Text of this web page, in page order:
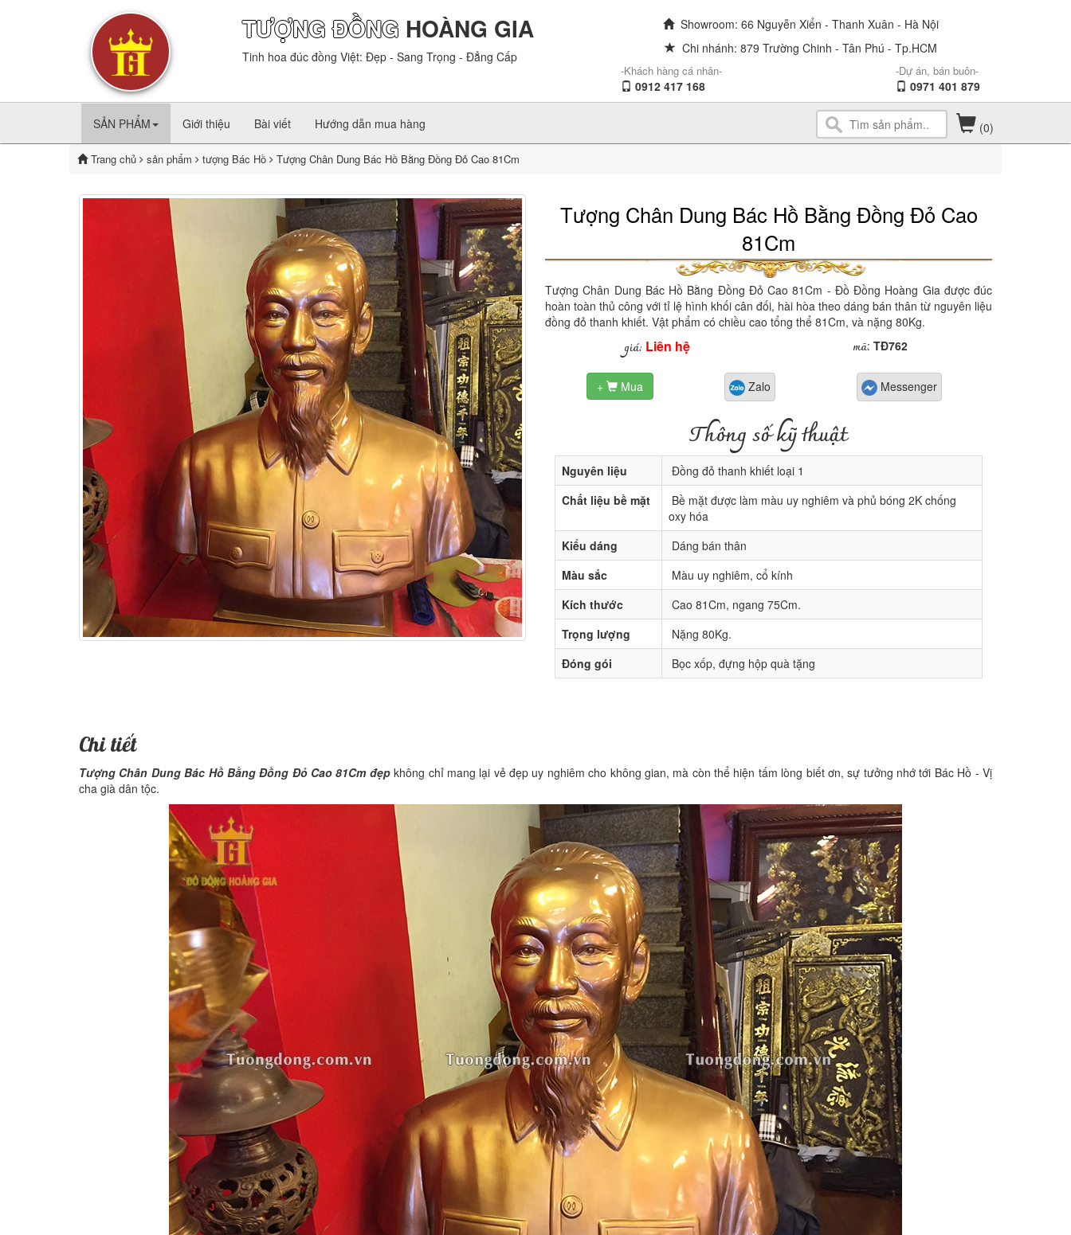
TƯỢNG ĐỒNG HOÀNG GIA
Tinh hoa đúc đồng Việt: Đẹp - Sang Trọng - Đẳng Cấp
Showroom: 66 Nguyễn Xiển - Thanh Xuân - Hà Nội
Chi nhánh: 879 Trường Chinh - Tân Phú - Tp.HCM
-Khách hàng cá nhân-
0912 417 168
-Dự án, bán buôn-
0971 401 879
SẢN PHẨM Giới thiệu Bài viết Hướng dẫn mua hàng (0)
Trang chủ sản phẩm tượng Bác Hồ Tượng Chân Dung Bác Hồ Bằng Đồng Đỏ Cao 81Cm
Tượng Chân Dung Bác Hồ Bằng Đồng Đỏ Cao
81Cm
Tượng Chân Dung Bác Hồ Bằng Đồng Đỏ Cao 81Cm - Đồ Đồng Hoàng Gia được đúc
hoàn toàn thủ công với tỉ lệ hình khối cân đối, hài hòa theo dáng bán thân từ nguyên liệu
đồng đỏ thanh khiết. Vật phẩm có chiều cao tổng thể 81Cm, và nặng 80Kg.
giá: Liên hệ mã:TĐ762
+ Mua Zalo Messenger
Thông số kỹ thuật
Nguyên liệu
Đồng đỏ thanh khiết loại 1
Chất liệu bề mặt
Bề mặt được làm màu uy nghiêm và phủ bóng 2K chống
oxy hóa
Kiểu dáng
Dáng bán thân
Màu sắc
Màu uy nghiêm, cổ kính
Kích thước
Cao 81Cm, ngang 75Cm.
Trọng lượng
Nặng 80Kg.
Đóng gói
Bọc xốp, đựng hộp quà tặng
Chi tiết
Tượng Chân Dung Bác Hồ Bằng Đồng Đỏ Cao 81Cm đẹpkhông chỉ mang lại vẻ đẹp uy nghiêm cho không gian, mà còn thể hiện tấm lòng biết ơn, sự tưởng nhớ tới Bác Hồ - Vị
cha già dân tộc.